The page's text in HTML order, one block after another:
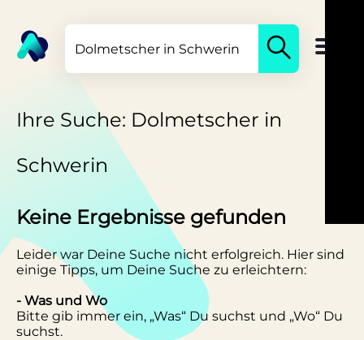
Ihre Suche: Dolmetscher in
Schwerin
Keine Ergebnisse gefunden
Leider war Deine Suche nicht erfolgreich. Hier sind
einige Tipps, um Deine Suche zu erleichtern:
- Was und Wo
Bitte gib immer ein, „Was“ Du suchst und „Wo“ Du
suchst.